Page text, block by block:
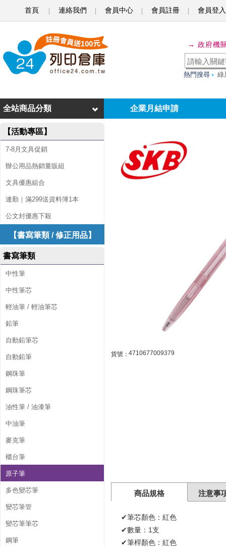
首頁 連絡我們 會員中心 會員註冊 會員登入
B
明
I
B
1
0
紅
桿
芯
0
5
自
動
原
子
筆
1
支
→ 政府機
熱門搜尋 綠
企業月結申請
全站商品分類
【活動專區】
7-8月文具促銷
辦公用品熱銷量販組
文具優惠組合
連勤｜滿299送資料簿1本
公文封優惠下殺
【書寫筆類 / 修正用品】
書寫筆類
中性筆
中性筆芯
輕油筆 / 輕油筆芯
鉛筆
自動鉛筆芯
自動鉛筆
鋼珠筆
鋼珠筆芯
油性筆 / 油漆筆
中油筆
麥克筆
櫃台筆
原子筆
多色變芯筆
變芯筆管
變芯筆筆芯
鋼筆
貨號：4710677009379
商品規格 注意事
✔筆芯顏色：紅色
✔數量：1支
✔筆桿顏色：紅色